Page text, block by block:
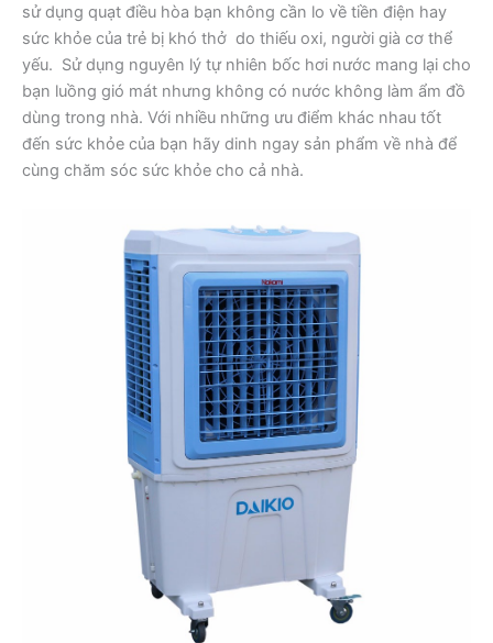
sử dụng quạt điều hòa bạn không cần lo về tiền điện hay
sức khỏe của trẻ bị khó thở do thiếu oxi, người già cơ thể
yếu. Sử dụng nguyên lý tự nhiên bốc hơi nước mang lại cho
bạn luồng gió mát nhưng không có nước không làm ẩm đồ
dùng trong nhà. Với nhiều những ưu điểm khác nhau tốt
đến sức khỏe của bạn hãy dinh ngay sản phẩm về nhà để
cùng chăm sóc sức khỏe cho cả nhà.